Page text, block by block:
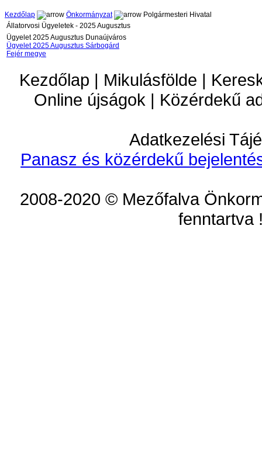
Kezdőlap Önkormányzat
Polgármesteri Hivatal
Állatorvosi Ügyeletek - 2025 Augusztus
Ügyelet 2025 Augusztus Dunaújváros
Ügyelet 2025 Augusztus Sárbogárd
Fejér megye
Kezdőlap | Mikulásfölde |
Online újságok | Közérdekű
Adatkezelési
Panasz és közérdekű
2008-2020 © Mezőfalva
fenntartva